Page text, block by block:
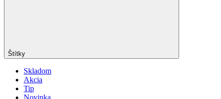
Štítky
Skladom
Akcia
Tip
Novinka